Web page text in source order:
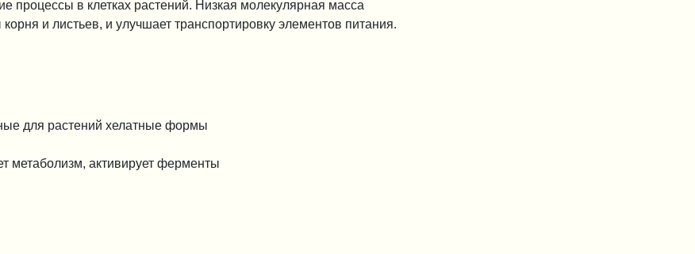
процессы в клетках растений. Низкая молекулярная масса
и листьев, и улучшает транспортировку элементов питания.
для растений хелатные формы
метаболизм, активирует ферменты